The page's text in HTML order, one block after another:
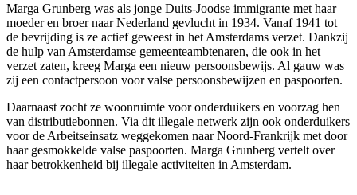
Marga Grunberg was als jonge Duits-Joodse immigrante met haar
moeder en broer naar Nederland gevlucht in 1934. Vanaf 1941 tot
de bevrijding is ze actief geweest in het Amsterdams verzet. Dankzij
de hulp van Amsterdamse gemeenteambtenaren, die ook in het
verzet zaten, kreeg Marga een nieuw persoonsbewijs. Al gauw was
zij een contactpersoon voor valse persoonsbewijzen en paspoorten.
Daarnaast zocht ze woonruimte voor onderduikers en voorzag hen
van distributiebonnen. Via dit illegale netwerk zijn ook onderduikers
voor de Arbeitseinsatz weggekomen naar Noord-Frankrijk met door
haar gesmokkelde valse paspoorten. Marga Grunberg vertelt over
haar betrokkenheid bij illegale activiteiten in Amsterdam.